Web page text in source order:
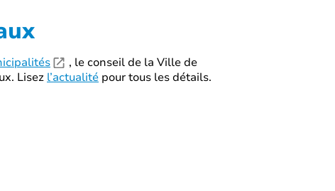
, le conseil de la Ville de
Lisez l’actualité pour tous les détails.